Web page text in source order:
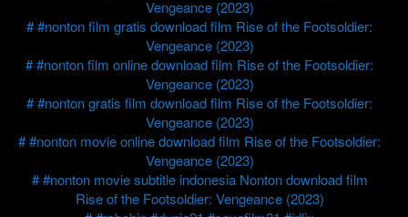
Vengeance (2023)
#nonton film gratis download film Rise of the Footsoldier:
Vengeance (2023)
#nonton film online download film Rise of the Footsoldier:
Vengeance (2023)
#nonton gratis film download film Rise of the Footsoldier:
Vengeance (2023)
#nonton movie online download film Rise of the Footsoldier:
Vengeance (2023)
#nonton movie subtitle indonesia Nonton download film
Rise of the Footsoldier: Vengeance (2023)